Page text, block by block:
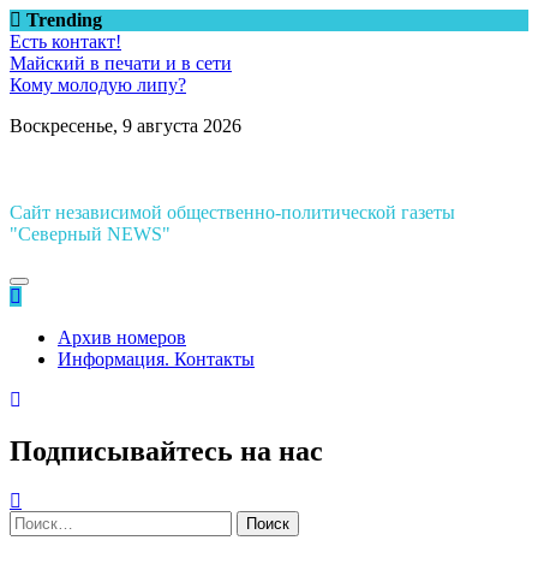
Перейти
к
содержимому
Trending
Есть контакт!
Майский в печати и в сети
Кому молодую липу?
Воскресенье, 9 августа 2026
Сайт независимой общественно-политической газеты
"Северный NEWS"
Архив номеров
Информация. Контакты
Подписывайтесь на нас
Найти: